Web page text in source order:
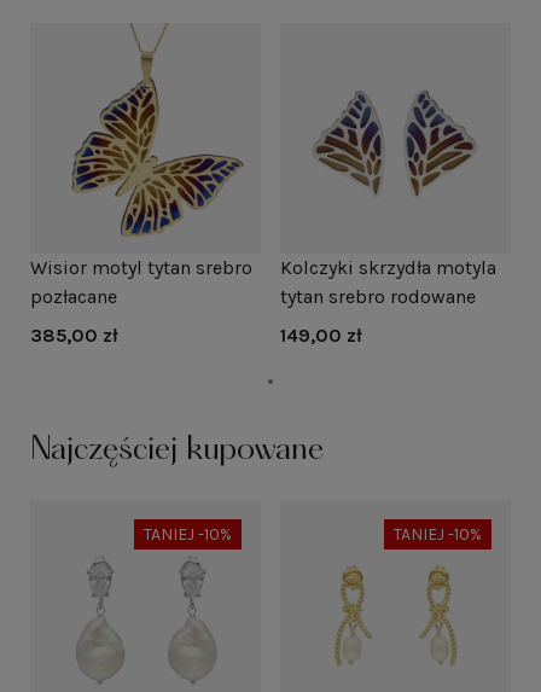
Wisior motyl tytan srebro
pozłacane
385,00 zł
Kolczyki skrzydła motyla
tytan srebro rodowane
149,00 zł
Najczęściej kupowane
TANIEJ -10% TANIEJ -10%